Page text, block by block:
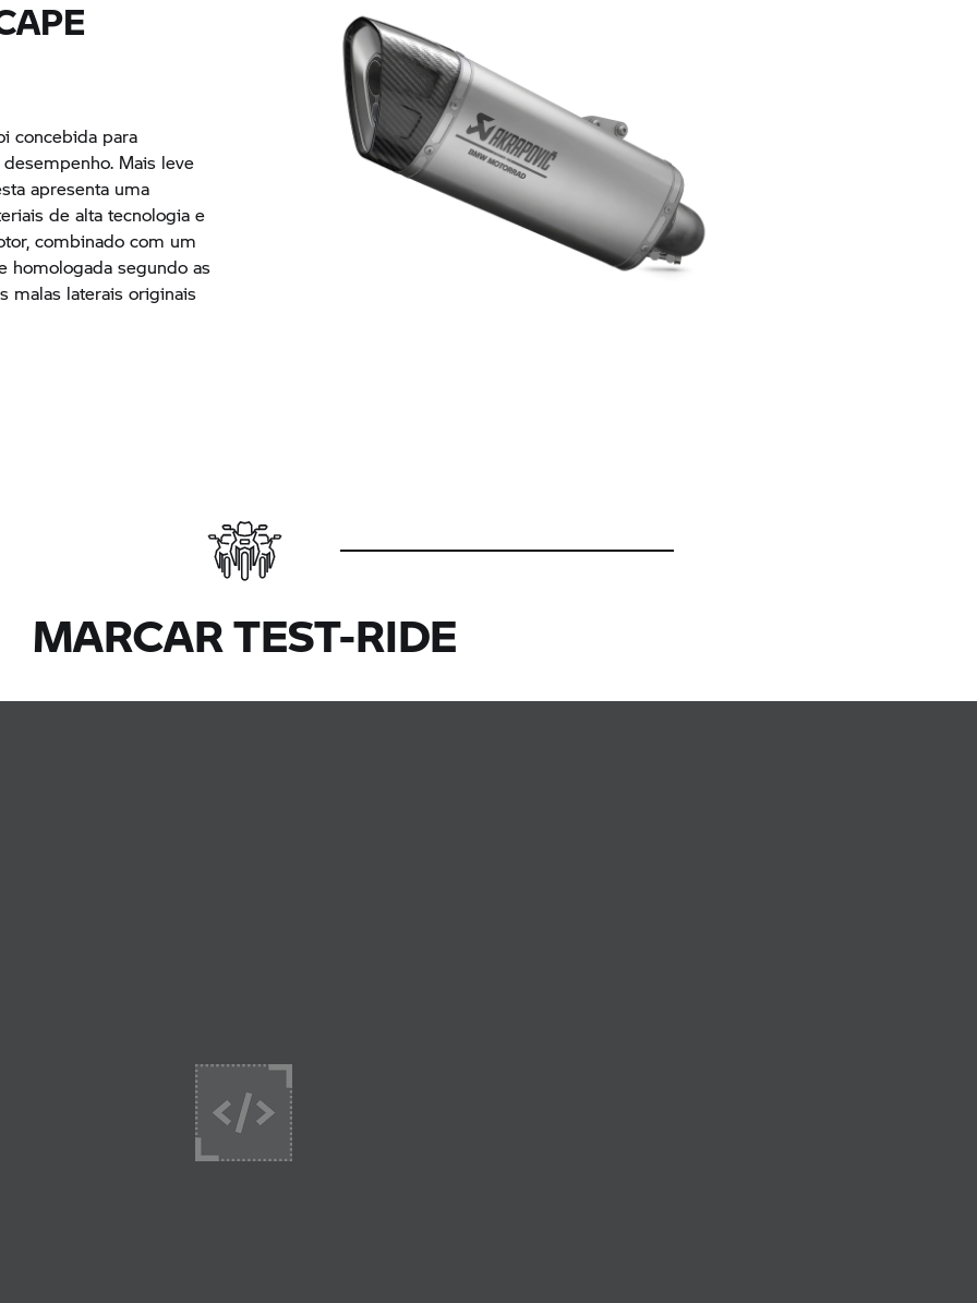
concebida para
Mais leve
apresenta uma
de alta tecnologia e
combinado com um
homologada segundo as
malas laterais originais
MARCAR TEST-RIDE